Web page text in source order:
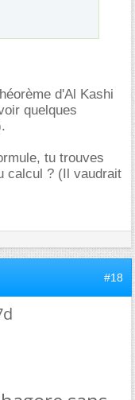
d'Al Kashi
quelques
tu trouves
calcul ? (Il vaudrait
#18